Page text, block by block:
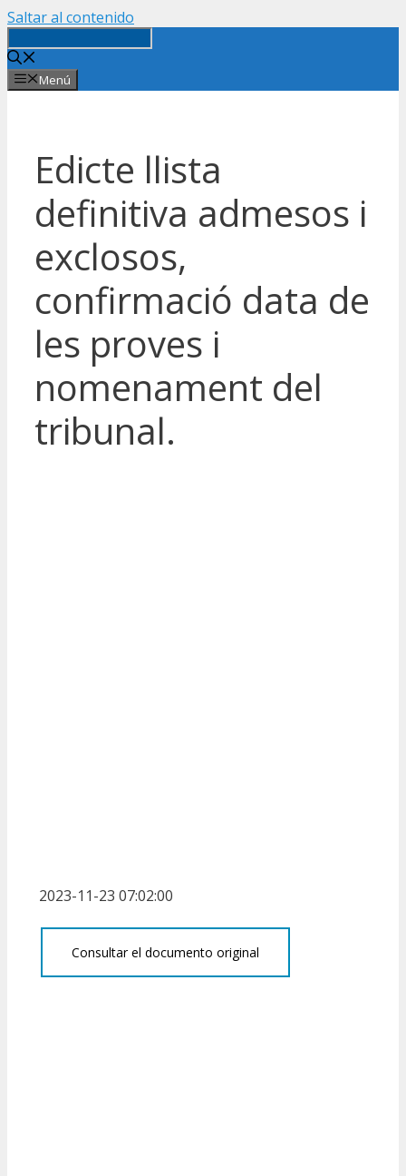
Saltar al contenido
Menú
Edicte llista
definitiva admesos i
exclosos,
confirmació data de
les proves i
nomenament del
tribunal.
2023-11-23 07:02:00
Consultar el documento original